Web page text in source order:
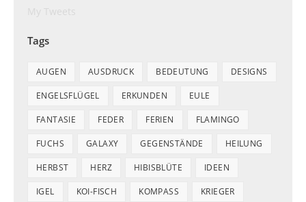
Tags
AUGEN AUSDRUCK BEDEUTUNG DESIGNS
ENGELSFLÜGEL ERKUNDEN EULE
FANTASIE FEDER FERIEN FLAMINGO
FUCHS GALAXY GEGENSTÄNDE HEILUNG
HERBST HERZ HIBISBLÜTE IDEEN
IGEL KOI-FISCH KOMPASS KRIEGER